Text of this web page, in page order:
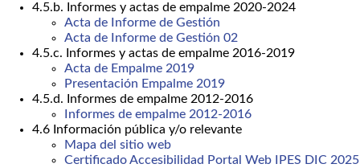
4.5.b. Informes y actas de empalme 2020-2024
Acta de Informe de Gestión
Acta de Informe de Gestión 02
4.5.c. Informes y actas de empalme 2016-2019
Acta de Empalme 2019
Presentación Empalme 2019
4.5.d. Informes de empalme 2012-2016
Informes de empalme 2012-2016
4.6 Información pública y/o relevante
Mapa del sitio web
Certificado Accesibilidad Portal Web IPES DIC 2025